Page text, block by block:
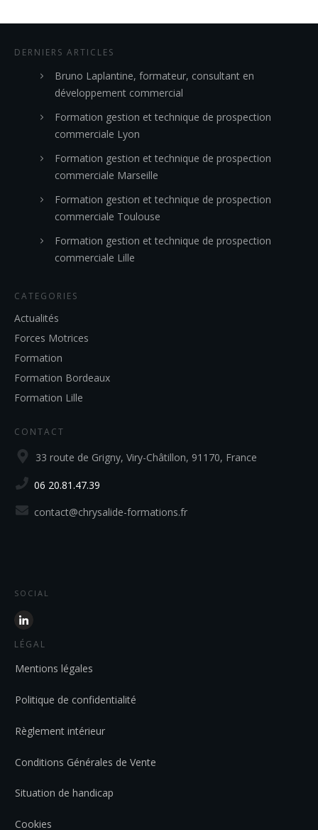
DERNIERS ARTICLES
Bruno Laplantine, formateur, consultant en
développement commercial
Formation gestion et technique de prospection
commerciale Lyon
Formation gestion et technique de prospection
commerciale Marseille
Formation gestion et technique de prospection
commerciale Toulouse
Formation gestion et technique de prospection
commerciale Lille
CATEGORIES
Actualités
Forces Motrices
Formation
Formation Bordeaux
Formation Lille
CONTACT
33 route de Grigny, Viry-Châtillon, 91170, France
06 20.81.47.39
contact@chrysalide-formations.fr
SOCIAL
LÉGAL
Mentions légales
Politique de confidentialité
Règlement intérieur
Conditions Générales de Vente
Situation de handicap
Cookies